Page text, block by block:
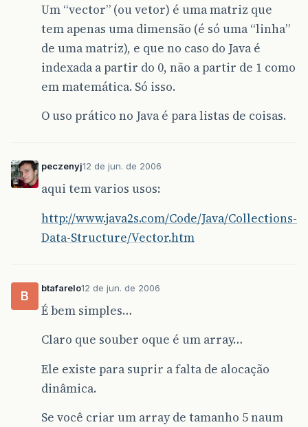
Um “vector” (ou vetor) é uma matriz que
tem apenas uma dimensão (é só uma “linha”
de uma matriz), e que no caso do Java é
indexada a partir do 0, não a partir de 1 como
em matemática. Só isso.
O uso prático no Java é para listas de coisas.
peczenyj12 de jun. de 2006
aqui tem varios usos:
http://www.java2s.com/Code/Java/Collections-
Data-Structure/Vector.htm
B
btafarelo12 de jun. de 2006
É bem simples…
Claro que souber oque é um array…
Ele existe para suprir a falta de alocação
dinâmica.
Se você criar um array de tamanho 5 naum